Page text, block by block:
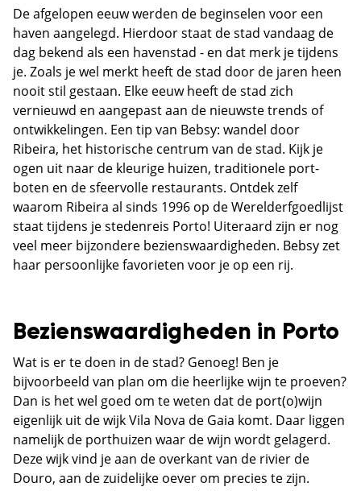
De afgelopen eeuw werden de beginselen voor een
haven aangelegd. Hierdoor staat de stad vandaag de
dag bekend als een havenstad - en dat merk je tijdens
je. Zoals je wel merkt heeft de stad door de jaren heen
nooit stil gestaan. Elke eeuw heeft de stad zich
vernieuwd en aangepast aan de nieuwste trends of
ontwikkelingen. Een tip van Bebsy: wandel door
Ribeira, het historische centrum van de stad. Kijk je
ogen uit naar de kleurige huizen, traditionele port-
boten en de sfeervolle restaurants. Ontdek zelf
waarom Ribeira al sinds 1996 op de Werelderfgoedlijst
staat tijdens je stedenreis Porto! Uiteraard zijn er nog
veel meer bijzondere bezienswaardigheden. Bebsy zet
haar persoonlijke favorieten voor je op een rij.
Bezienswaardigheden in Porto
Wat is er te doen in de stad? Genoeg! Ben je
bijvoorbeeld van plan om die heerlijke wijn te proeven?
Dan is het wel goed om te weten dat de port(o)wijn
eigenlijk uit de wijk Vila Nova de Gaia komt. Daar liggen
namelijk de porthuizen waar de wijn wordt gelagerd.
Deze wijk vind je aan de overkant van de rivier de
Douro, aan de zuidelijke oever om precies te zijn.